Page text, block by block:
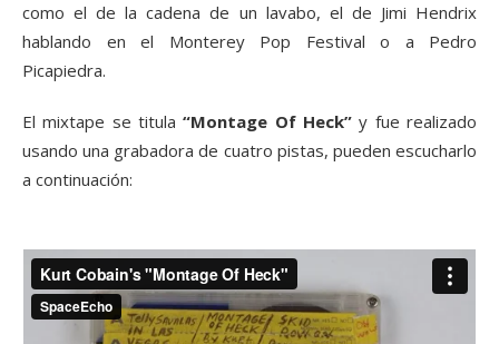
como el de la cadena de un lavabo, el de Jimi Hendrix
hablando en el Monterey Pop Festival o a Pedro
Picapiedra.
El mixtape se titula“Montage Of Heck” y fue realizado
usando una grabadora de cuatro pistas, pueden escucharlo
a continuación: